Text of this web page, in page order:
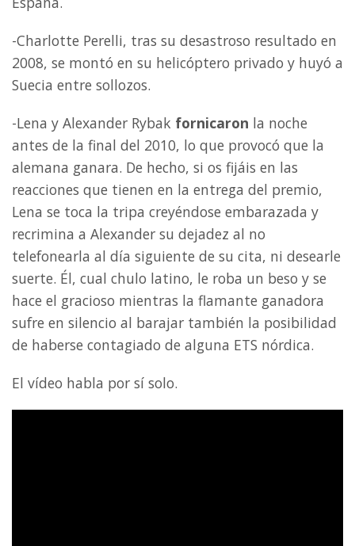
-Charlotte Perelli, tras su desastroso resultado en
2008, se montó en su helicóptero privado y huyó a
Suecia entre sollozos.
-Lena y Alexander Rybak fornicaron la noche
antes de la final del 2010, lo que provocó que la
alemana ganara. De hecho, si os fijáis en las
reacciones que tienen en la entrega del premio,
Lena se toca la tripa creyéndose embarazada y
recrimina a Alexander su dejadez al no
telefonearla al día siguiente de su cita, ni desearle
suerte. Él, cual chulo latino, le roba un beso y se
hace el gracioso mientras la flamante ganadora
sufre en silencio al barajar también la posibilidad
de haberse contagiado de alguna ETS nórdica.
El vídeo habla por sí solo.